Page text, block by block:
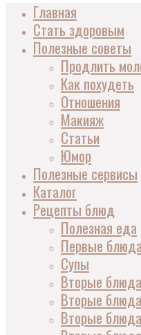
Главная
Стать здоровым
Полезные советы
Продлить
Как похудеть
Отношения
Макияж
Статьи
Юмор
Полезные сервисы
Каталог
Рецепты блюд
Полезная еда
Первые блюда
Супы
Вторые
Вторые
Вторые